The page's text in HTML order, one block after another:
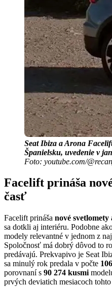
Seat Ibiza a Arona
Španielsku, uvedenie v
Foto: youtube.com/
Facelift prináša
časť
Facelift prináša nové
sa dotkli aj interiéru. Podobne
modely relevantné v jednom z
Spoločnosť má dobrý dôvod to
predávajú. Prekvapivo je Seat
sa minulý rok predala v počte
porovnaní s 90 274 kusmi
prvých deviatich mesiacoch